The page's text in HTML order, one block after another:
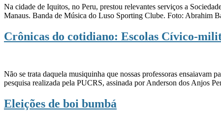
Na cidade de Iquitos, no Peru, prestou relevantes serviços a
Manaus. Banda de Música do Luso Sporting Clube. Foto: Abrahim
Crônicas do cotidiano: Escolas Cívico-
Não se trata daquela musiquinha que nossas professoras ensaiavam
pesquisa realizada pela PUCRS, assinada por Anderson dos Anjos
Eleições de boi bumbá